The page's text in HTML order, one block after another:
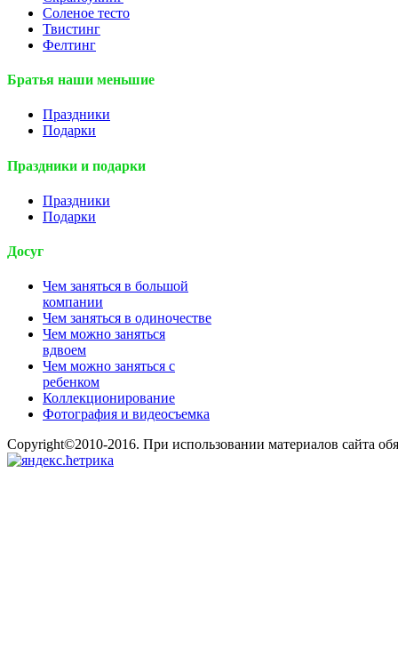
Соленое тесто
Твистинг
Фелтинг
Братья наши меньшие
Праздники
Подарки
Праздники и подарки
Праздники
Подарки
Досуг
Чем заняться в большой
компании
Чем заняться в одиночестве
Чем можно заняться
вдвоем
Чем можно заняться с
ребенком
Коллекционирование
Фотография и видеосъемка
Copyright©2010-2016. При использовании материалов сайта